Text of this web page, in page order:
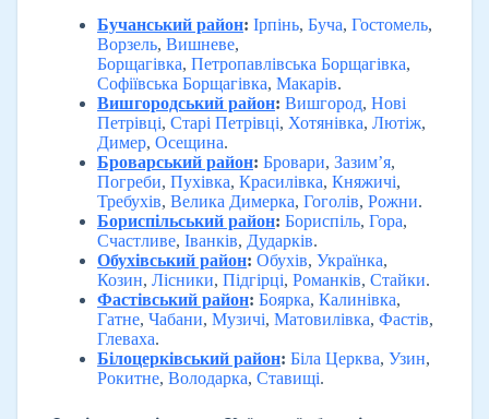
Бучанський район: Ірпінь, Буча, Гостомель,
Ворзель, Вишневе,
Борщагівка, Петропавлівська Борщагівка,
Софіївська Борщагівка, Макарів.
Вишгородський район: Вишгород, Нові
Петрівці, Старі Петрівці, Хотянівка, Лютіж,
Димер, Осещина.
Броварський район: Бровари, Зазим’я,
Погреби, Пухівка, Красилівка, Княжичі,
Требухів, Велика Димерка, Гоголів, Рожни.
Бориспільський район: Бориспіль, Гора,
Счастливе, Іванків, Дударків.
Обухівський район: Обухів, Українка,
Козин, Лісники, Підгірці, Романків, Стайки.
Фастівський район: Боярка, Калинівка,
Гатне, Чабани, Музичі, Матовилівка, Фастів,
Глеваха.
Білоцерківський район: Біла Церква, Узин,
Рокитне, Володарка, Ставищі.